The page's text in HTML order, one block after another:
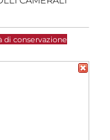
di conservazione